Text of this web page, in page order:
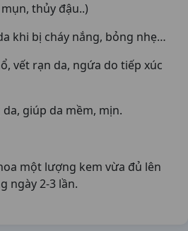
thủy đậu..)
khi bị cháy nắng, bỏng nhẹ…
vết rạn da, ngứa do tiếp xúc
giúp da mềm, mịn.
một lượng kem vừa đủ lên
ngày 2-3 lần.